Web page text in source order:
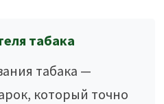
табака
табака —
который точно